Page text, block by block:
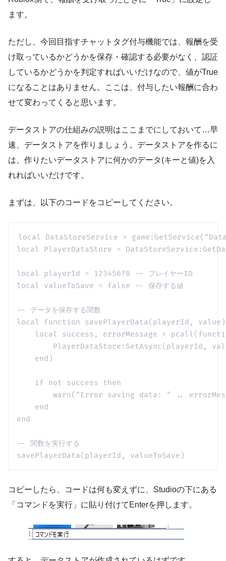
ます。
ただし、今回目指すチャットタグ付与機能では、報酬を受
け取っているかどうかを保存・確認する必要がなく、認証
しているかどうかを判定すればいいだけなので、値がTrue
になることはありません。ここは、付与したい報酬に合わ
せて変わってくると思います。
データストアの仕組みの説明はここまでにしておいて…早
速、データストアを作りましょう。データストアを作るに
は、作りたいデータストアに何かのデータ(キーと値)を入
れればいいだけです。
まずは、以下のコードをコピーしてください。
local DataStoreService =
local PlayerDataStore =
local playerId = 12345678 -- プレイヤーID
local valueToSave = false -- 保存する値
-- データを保存する関数
local function savePlayerData(playerId, value) --プ
local success, errorMessage =
PlayerDataStore:SetAsync(playerId, value)
    end)
    if not success then
warn("Error saving data: " ..
    end
end
-- 関数を実行する
savePlayerData(playerId, valueToSave)
コピーしたら、コードは何も変えずに、Studioの下にある
「コマンドを実行」に貼り付けてEnterを押します。